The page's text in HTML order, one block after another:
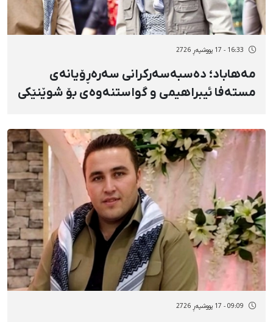
16:33 - 17 پووشپەڕ 2726
مەهاباد؛ دەسبەسەرکرانی سەرەڕۆیانەی
مستەفا ئیبراهیمی و گواستنەوەی بۆ شوێنێکی
09:09 - 17 پووشپەڕ 2726